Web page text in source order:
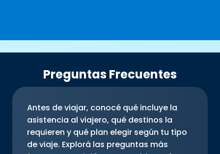
Preguntas Frecuentes
Antes de viajar, conocé qué incluye la
asistencia al viajero, qué destinos la
requieren y qué plan elegir según tu tipo
de viaje. Explorá las preguntas más